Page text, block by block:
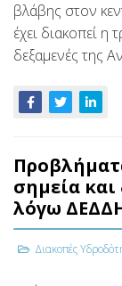
βλάβης στον
έχει διακοπεί η
δεξαμενές της
σημεία
λόγω
Διακοπές